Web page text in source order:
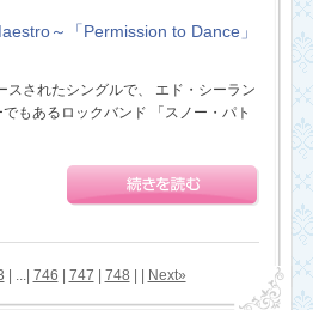
～「Permission to Dance」
スされたシングルで、 エド・シーラン
もあるロックバンド 「スノー・パト
| ...| 746 747 748 Next»